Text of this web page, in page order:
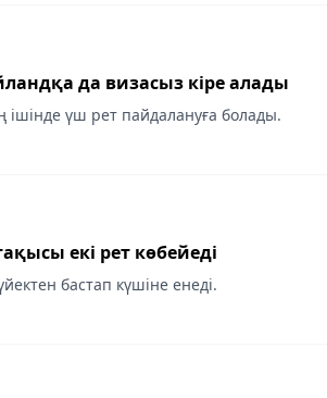
да визасыз кіре алады
ішінде үш рет пайдалануға болады.
екі рет көбейеді
бастап күшіне енеді.